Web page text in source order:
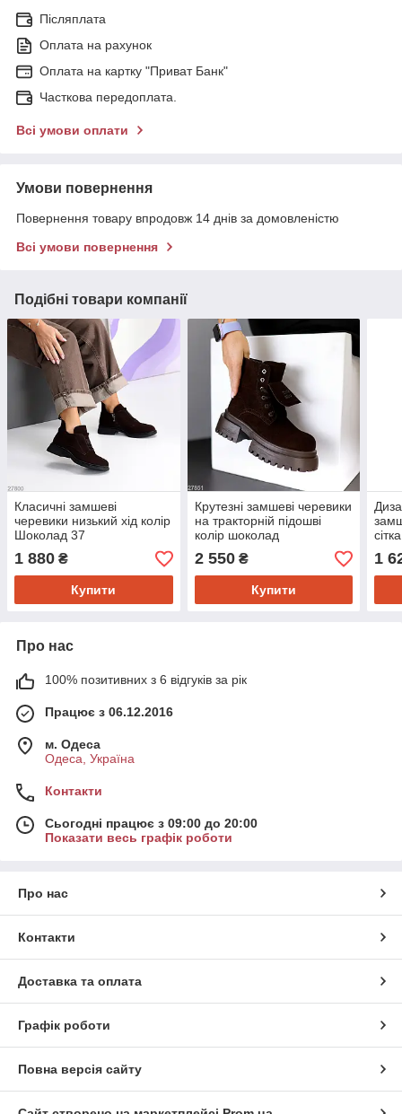
Післяплата
Оплата на рахунок
Оплата на картку "Приват Банк"
Часткова передоплата.
Всі умови оплати
Умови повернення
Повернення товару впродовж 14 днів за домовленістю
Всі умови повернення
Подібні товари компанії
Класичні замшеві
черевики низький хід колір
Шоколад 37
1 880 ₴
Купити
Крутезні замшеві черевики
на тракторній підошві
колір шоколад
2 550₴
Купити
1
Про нас
100% позитивних з 6 відгуків за рік
Працює з 06.12.2016
м. Одеса
Одеса, Україна
Контакти
Сьогодні працює з 09:00 до 20:00
Показати весь графік роботи
Про нас
Контакти
Доставка та оплата
Графік роботи
Повна версія сайту